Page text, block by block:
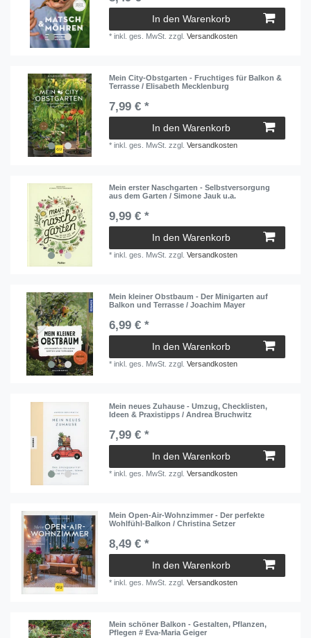
In den Warenkorb
*inkl. ges. MwSt. zzgl.Versandkosten
Mein City-Obstgarten - Fruchtiges für Balkon &
Terrasse / Elisabeth Mecklenburg
7,99 € *
In den Warenkorb
*inkl. ges. MwSt. zzgl.Versandkosten
Mein erster Naschgarten - Selbstversorgung
aus dem Garten / Simone Jauk u.a.
9,99 € *
In den Warenkorb
*inkl. ges. MwSt. zzgl.Versandkosten
Mein kleiner Obstbaum - Der Minigarten auf
Balkon und Terrasse / Joachim Mayer
6,99 € *
In den Warenkorb
*inkl. ges. MwSt. zzgl.Versandkosten
Mein neues Zuhause - Umzug, Checklisten,
Ideen & Praxistipps / Andrea Bruchwitz
7,99 € *
In den Warenkorb
*inkl. ges. MwSt. zzgl.Versandkosten
Mein Open-Air-Wohnzimmer - Der perfekte
Wohlfühl-Balkon / Christina Setzer
8,49 € *
In den Warenkorb
*inkl. ges. MwSt. zzgl.Versandkosten
Mein schöner Balkon - Gestalten, Pflanzen,
Pflegen # Eva-Maria Geiger